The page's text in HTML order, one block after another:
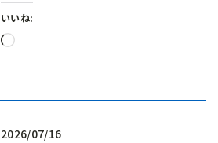
いいね:
読
2026/07/16